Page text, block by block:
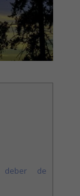
deber de